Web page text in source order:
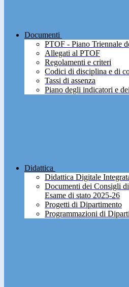
Documenti
PTOF - Piano Triennale
Allegati al PTOF
Regolamenti e criteri
Codici di disciplina e di
Tassi di assenza
Piano degli indicatori e
Didattica
Didattica Digitale
Documenti dei Consigli
Esame di stato 2025-26
Progetti di Dipartimento
Programmazioni di